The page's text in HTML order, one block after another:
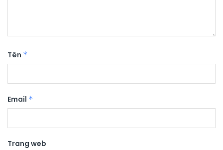
Tên *
Email *
Trang web